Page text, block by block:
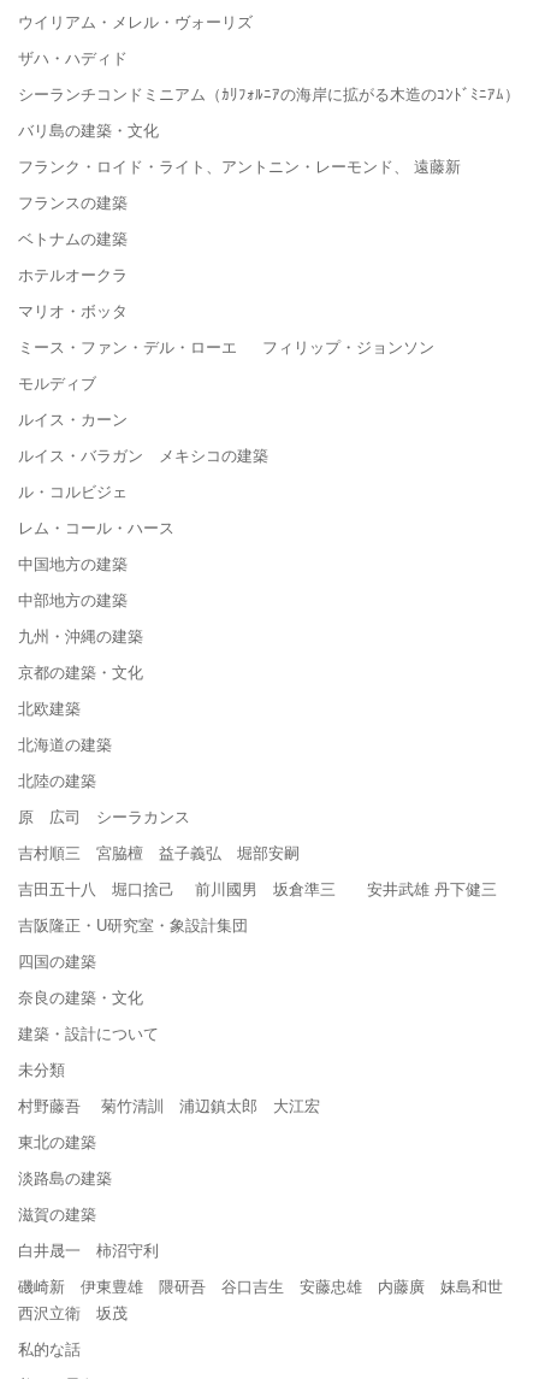
ウイリアム・メレル・ヴォーリズ
ザハ・ハディド
シーランチコンドミニアム（ｶﾘﾌｫﾙﾆｱの海岸に拡がる木造のｺﾝﾄﾞﾐﾆｱﾑ）
バリ島の建築・文化
フランク・ロイド・ライト、アントニン・レーモンド、 遠藤新
フランスの建築
ベトナムの建築
ホテルオークラ
マリオ・ボッタ
ミース・ファン・デル・ローエ フィリップ・ジョンソン
モルディブ
ルイス・カーン
ルイス・バラガン メキシコの建築
ル・コルビジェ
レム・コール・ハース
中国地方の建築
中部地方の建築
九州・沖縄の建築
京都の建築・文化
北欧建築
北海道の建築
北陸の建築
原 広司 シーラカンス
吉村順三 宮脇檀 益子義弘 堀部安嗣
吉田五十八 堀口捨己 前川國男 坂倉準三 安井武雄 丹下健三
吉阪隆正・U研究室・象設計集団
四国の建築
奈良の建築・文化
建築・設計について
未分類
村野藤吾 菊竹清訓 浦辺鎮太郎 大江宏
東北の建築
淡路島の建築
滋賀の建築
白井晟一 柿沼守利
磯崎新 伊東豊雄 隈研吾 谷口吉生 安藤忠雄 内藤廣 妹島和世
西沢立衛 坂茂
私的な話